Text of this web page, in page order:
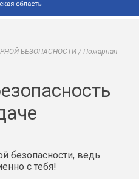
БЕЗОПАСНОСТИ / Пожарная
безопасности, ведь
с тебя!